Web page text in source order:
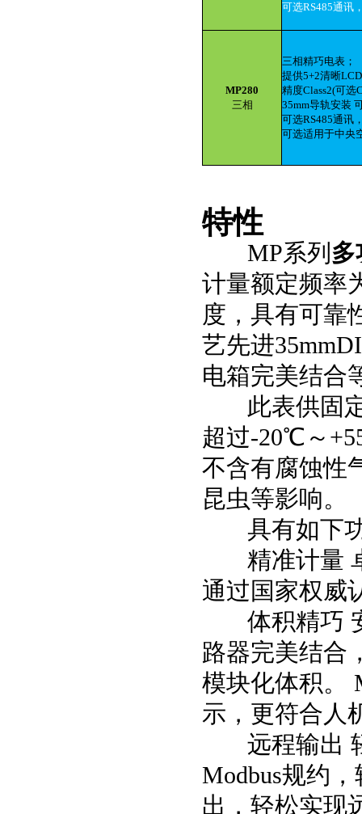
可选RS485通讯
MP280
三相
三相精巧电表；
提供5+2清晰
精度Class2(可选
35mm导轨安装
可选RS485通讯
可选适用于中央
特性
MP系列 多
计量额定频率
度，具有可靠
艺先进
电箱完美结合
此表供固定
超过-20℃～
不含有腐蚀性
昆虫等影响。
具有如下功
精准计量 卓
通过国家权威
体积精巧 安
路器完美结合
模块化体积。
示，更符合人
远程输出 轻
Modbus规约
出，轻松实现